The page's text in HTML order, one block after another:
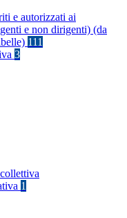
e autorizzati ai
e non dirigenti) (da
111
3
1